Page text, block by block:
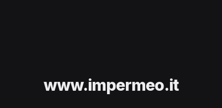
www.impermeo.it